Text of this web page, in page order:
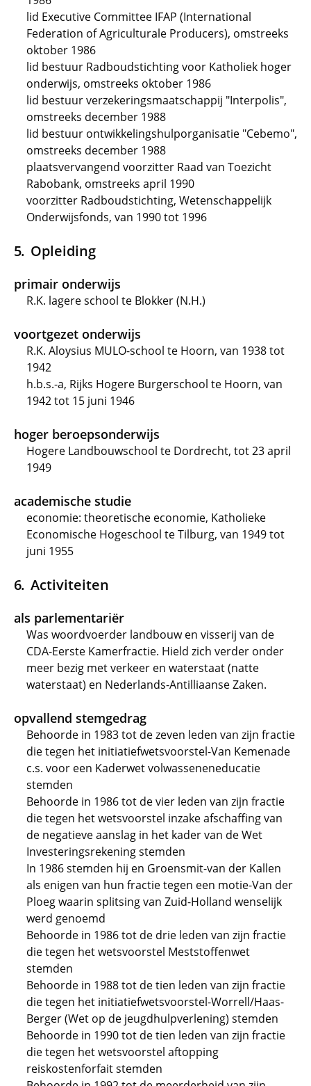
lid Executive Committee IFAP (International
Federation of Agriculturale Producers), omstreeks
oktober 1986
lid bestuur Radboudstichting voor Katholiek hoger
onderwijs, omstreeks oktober 1986
lid bestuur verzekeringsmaatschappij "Interpolis",
omstreeks december 1988
lid bestuur ontwikkelingshulporganisatie "Cebemo",
omstreeks december 1988
plaatsvervangend voorzitter Raad van Toezicht
Rabobank, omstreeks april 1990
voorzitter Radboudstichting, Wetenschappelijk
Onderwijsfonds, van 1990 tot 1996
Opleiding
primair onderwijs
R.K. lagere school te Blokker (N.H.)
voortgezet onderwijs
R.K. Aloysius MULO-school te Hoorn, van 1938 tot
1942
h.b.s.-a, Rijks Hogere Burgerschool te Hoorn, van
1942 tot 15 juni 1946
hoger beroepsonderwijs
Hogere Landbouwschool te Dordrecht, tot 23 april
1949
academische studie
economie: theoretische economie, Katholieke
Economische Hogeschool te Tilburg, van 1949 tot
juni 1955
Activiteiten
als parlementariër
Was woordvoerder landbouw en visserij van de
CDA-Eerste Kamerfractie. Hield zich verder onder
meer bezig met verkeer en waterstaat (natte
waterstaat) en Nederlands-Antilliaanse Zaken.
opvallend stemgedrag
Behoorde in 1983 tot de zeven leden van zijn fractie
die tegen het initiatiefwetsvoorstel-Van Kemenade
c.s. voor een Kaderwet volwasseneneducatie
stemden
Behoorde in 1986 tot de vier leden van zijn fractie
die tegen het wetsvoorstel inzake afschaffing van
de negatieve aanslag in het kader van de Wet
Investeringsrekening stemden
In 1986 stemden hij en Groensmit-van der Kallen
als enigen van hun fractie tegen een motie-Van der
Ploeg waarin splitsing van Zuid-Holland wenselijk
werd genoemd
Behoorde in 1986 tot de drie leden van zijn fractie
die tegen het wetsvoorstel Meststoffenwet
stemden
Behoorde in 1988 tot de tien leden van zijn fractie
die tegen het initiatiefwetsvoorstel-Worrell/Haas-
Berger (Wet op de jeugdhulpverlening) stemden
Behoorde in 1990 tot de tien leden van zijn fractie
die tegen het wetsvoorstel aftopping
reiskostenforfait stemden